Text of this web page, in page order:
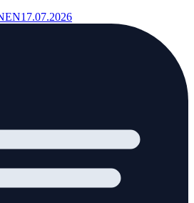
17.07.2026